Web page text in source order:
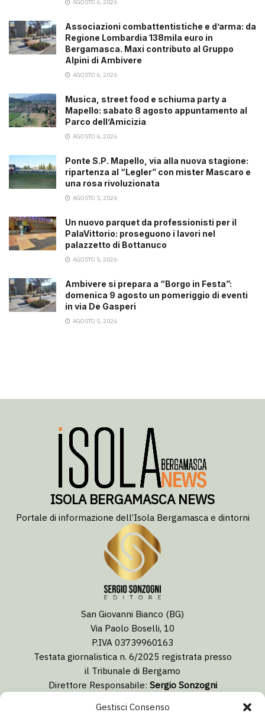
Gestisci Consenso
AGOSTO 6, 2026
Associazioni combattentistiche e d’arma: da
Regione Lombardia 138mila euro in
Bergamasca. Maxi contributo al Gruppo
Alpini di Ambivere
AGOSTO 6, 2026
Musica, street food e schiuma party a
Mapello: sabato 8 agosto appuntamento al
Parco dell’Amicizia
AGOSTO 6, 2026
Ponte S.P. Mapello, via alla nuova stagione:
ripartenza al “Legler” con mister Mascaro e
una rosa rivoluzionata
AGOSTO 5, 2026
Un nuovo parquet da professionisti per il
PalaVittorio: proseguono i lavori nel
palazzetto di Bottanuco
AGOSTO 5, 2026
Ambivere si prepara a “Borgo in Festa”:
domenica 9 agosto un pomeriggio di eventi
in via De Gasperi
AGOSTO 5, 2026
ISOLA BERGAMASCA NEWS
Portale di informazione dell’Isola Bergamasca e dintorni
San Giovanni Bianco (BG)
Via Paolo Boselli, 10
P.IVA 03739960163
Testata giornalistica n. 6/2025 registrata presso
il Tribunale di Bergamo
Direttore Responsabile: Sergio Sonzogni
redazione@isolabergamascanews.it